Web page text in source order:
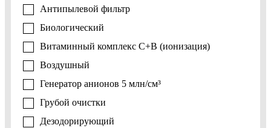
Антипылевой фильтр
Биологический
Витаминный комплекс C+B (ионизация)
Воздушный
Генератор анионов 5 млн/см³
Грубой очистки
Дезодорирующий